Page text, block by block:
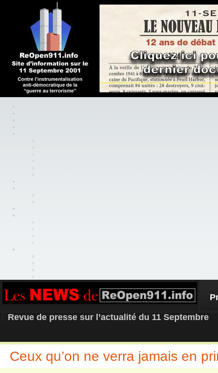
REOPEN911 – NEWS
Revue de presse sur l’actualité du 11 Septembre
Ceux qu’on ne verra jamais en